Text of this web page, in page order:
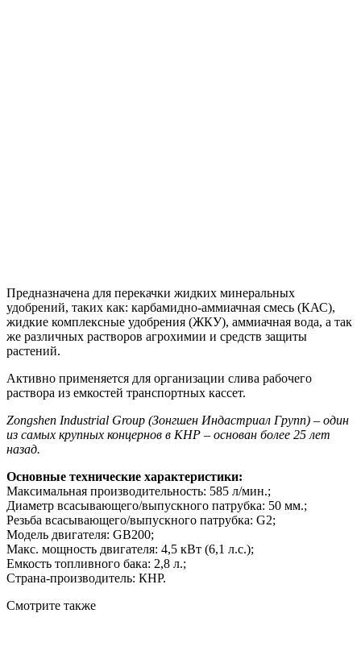
Предназначена для перекачки жидких минеральных
удобрений, таких как: карбамидно-аммиачная смесь (КАС),
жидкие комплексные удобрения (ЖКУ), аммиачная вода, а так
же различных растворов агрохимии и средств защиты
растений.
Активно применяется для организации слива рабочего
раствора из емкостей транспортных кассет.
Zongshen Industrial Group (Зонгшен Индастриал Групп) – один
из самых крупных концернов в КНР – основан более 25 лет
назад.
Основные технические характеристики:
Максимальная производительность: 585 л/мин.;
Диаметр всасывающего/выпускного патрубка: 50 мм.;
Резьба всасывающего/выпускного патрубка: G2;
Модель двигателя: GB200;
Макс. мощность двигателя: 4,5 кВт (6,1 л.с.);
Емкость топливного бака: 2,8 л.;
Страна-производитель: КНР.
Смотрите также